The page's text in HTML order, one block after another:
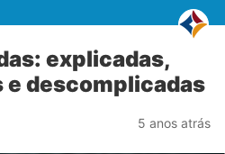
explicadas,
descomplicadas
5 anos atrás